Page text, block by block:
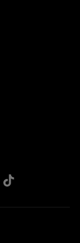
TikTok